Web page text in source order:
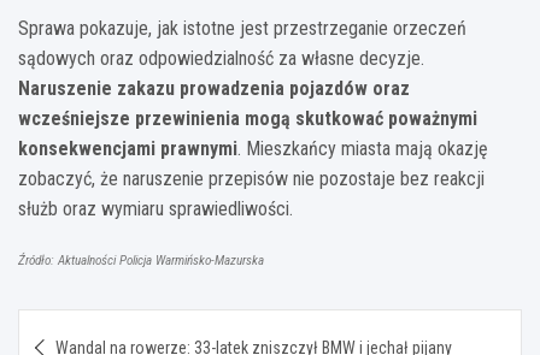
Sprawa pokazuje, jak istotne jest przestrzeganie orzeczeń
sądowych oraz odpowiedzialność za własne decyzje.
Naruszenie zakazu prowadzenia pojazdów oraz
wcześniejsze przewinienia mogą skutkować poważnymi
konsekwencjami prawnymi. Mieszkańcy miasta mają okazję
zobaczyć, że naruszenie przepisów nie pozostaje bez reakcji
służb oraz wymiaru sprawiedliwości.
Źródło: Aktualności Policja Warmińsko-Mazurska
Wandal na rowerze: 33-latek zniszczył BMW i jechał pijany